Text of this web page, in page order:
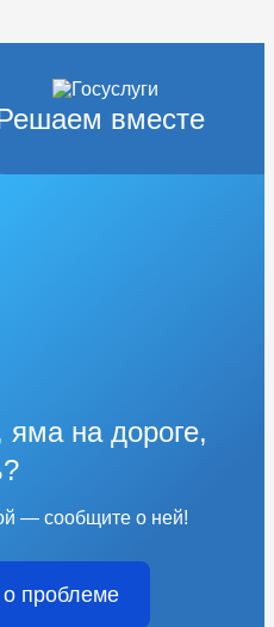
вместе
на дороге,
— сообщите о ней!
проблеме